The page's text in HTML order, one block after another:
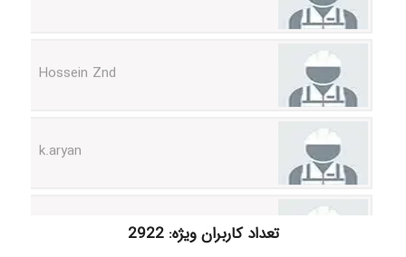
تعداد کاربران ویژه: 2922